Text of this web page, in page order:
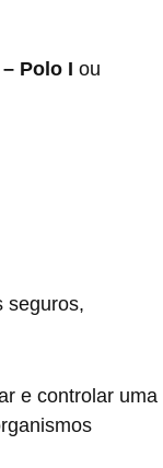
Polo I ou
seguros,
e controlar uma